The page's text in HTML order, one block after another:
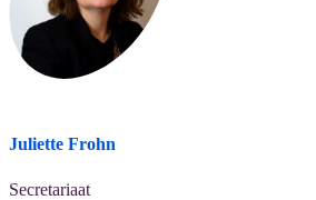
Juliette Frohn
Secretariaat